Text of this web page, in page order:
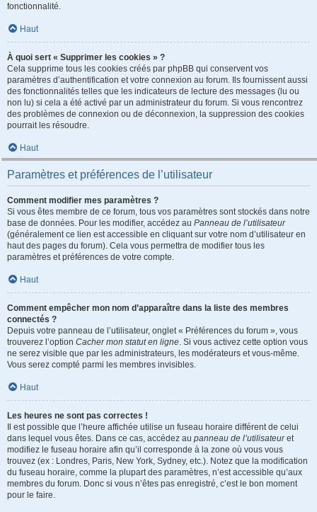
fonctionnalité.
Haut
À quoi sert « Supprimer les cookies » ?
Cela supprime tous les cookies créés par phpBB qui conservent vos
paramètres d’authentification et votre connexion au forum. Ils fournissent aussi
des fonctionnalités telles que les indicateurs de lecture des messages (lu ou
non lu) si cela a été activé par un administrateur du forum. Si vous rencontrez
des problèmes de connexion ou de déconnexion, la suppression des cookies
pourrait les résoudre.
Haut
Paramètres et préférences de l’utilisateur
Comment modifier mes paramètres ?
Si vous êtes membre de ce forum, tous vos paramètres sont stockés dans notre
base de données. Pour les modifier, accédez au Panneau de l’utilisateur
(généralement ce lien est accessible en cliquant sur votre nom d’utilisateur en
haut des pages du forum). Cela vous permettra de modifier tous les
paramètres et préférences de votre compte.
Haut
Comment empêcher mon nom d’apparaître dans la liste des membres
connectés ?
Depuis votre panneau de l’utilisateur, onglet « Préférences du forum », vous
trouverez l’option Cacher mon statut en ligne. Si vous activez cette option vous
ne serez visible que par les administrateurs, les modérateurs et vous-même.
Vous serez compté parmi les membres invisibles.
Haut
Les heures ne sont pas correctes !
Il est possible que l’heure affichée utilise un fuseau horaire différent de celui
dans lequel vous êtes. Dans ce cas, accédez au panneau de l’utilisateuret
modifiez le fuseau horaire afin qu’il corresponde à la zone où vous vous
trouvez (ex : Londres, Paris, New York, Sydney, etc.). Notez que la modification
du fuseau horaire, comme la plupart des paramètres, n’est accessible qu’aux
membres du forum. Donc si vous n’êtes pas enregistré, c’est le bon moment
pour le faire.